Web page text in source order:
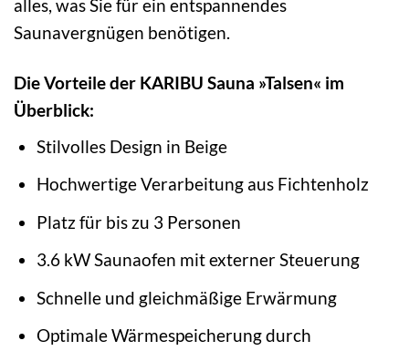
alles, was Sie für ein entspannendes
Saunavergnügen benötigen.
Die Vorteile der KARIBU Sauna »Talsen« im
Überblick:
Stilvolles Design in Beige
Hochwertige Verarbeitung aus Fichtenholz
Platz für bis zu 3 Personen
3.6 kW Saunaofen mit externer Steuerung
Schnelle und gleichmäßige Erwärmung
Optimale Wärmespeicherung durch